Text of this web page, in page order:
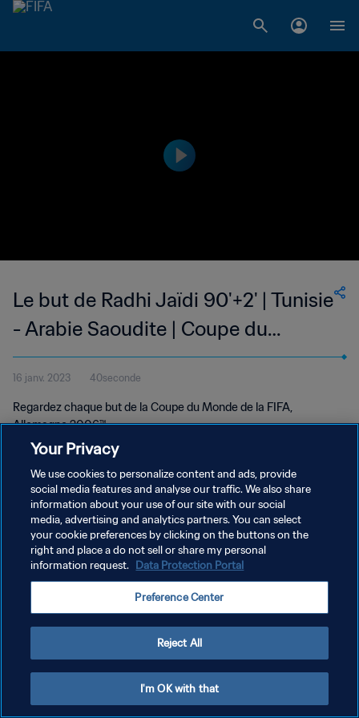
Le but de Radhi Jaïdi 90'+2' | Tunisie
- Arabie Saoudite | Coupe du
Monde de la FIFA, Allemagne
2006™
16 janv. 2023 40seconde
Regardez chaque but de la Coupe du Monde de la FIFA,
Allemagne 2006™.
POLITIQUE DE CONFIDENTIALITÉ
CONDITIONS D'UTILISATION
GÉRER VOS PRÉFÉRENCES SUR LES COOKIES
Your Privacy
We use cookies to personalize content and ads, provide
social media features and analyse our traffic. We also share
information about your use of our site with our social
media, advertising and analytics partners. You can select
your cookie preferences by clicking on the buttons on the
right and place a do not sell or share my personal
information request. Data Protection Portal
Preference Center
Reject All
I'm OK with that